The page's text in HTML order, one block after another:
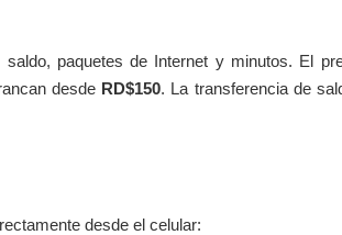
saldo, paquetes de Internet y minutos. El
desde RD$150. La transferencia de
desde el celular: